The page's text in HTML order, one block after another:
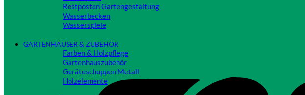
Restposten Gartengestaltung
Wasserbecken
Wasserspiele
GARTENHÄUSER & ZUBEHÖR
Farben & Holzpflege
Gartenhauszubehör
Geräteschuppen Metall
Holzelemente